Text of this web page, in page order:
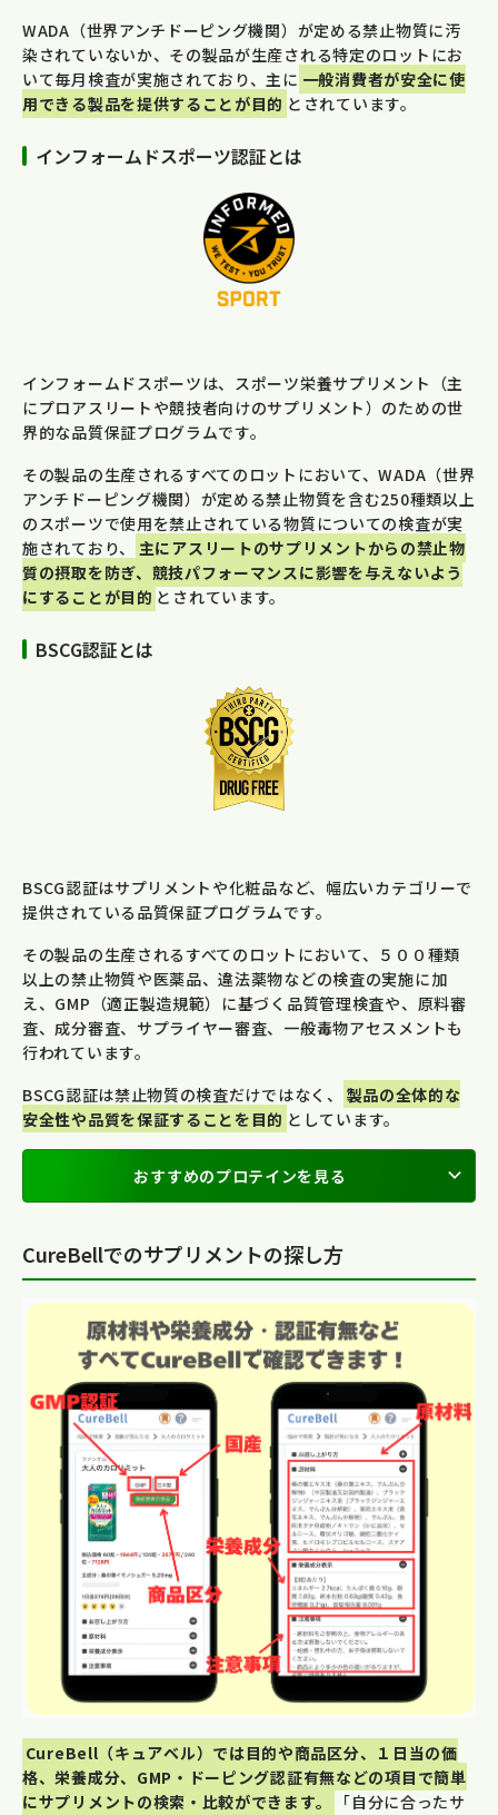
WADA（世界アンチドーピング機関）が定める禁止物質に汚
染されていないか、その製品が生産される特定のロットにお
いて毎月検査が実施されており、主に 一般消費者が安全に使
用できる製品を提供することが目的 とされています。
インフォームドスポーツ認証とは
インフォームドスポーツは、スポーツ栄養サプリメント（主
にプロアスリートや競技者向けのサプリメント）のための世
界的な品質保証プログラムです。
その製品の生産されるすべてのロットにおいて、WADA（世界
アンチドーピング機関）が定める禁止物質を含む250種類以上
のスポーツで使用を禁止されている物質についての検査が実
施されており、
主にアスリートのサプリメントからの禁止物
質の摂取を防ぎ、競技パフォーマンスに影響を与えないよう
にすることが目的 とされています。
BSCG認証とは
BSCG認証はサプリメントや化粧品など、幅広いカテゴリーで
提供されている品質保証プログラムです。
その製品の生産されるすべてのロットにおいて、５００種類
以上の禁止物質や医薬品、違法薬物などの検査の実施に加
え、GMP（適正製造規範）に基づく品質管理検査や、原料審
査、成分審査、サプライヤー審査、一般毒物アセスメントも
行われています。
BSCG認証は禁止物質の検査だけではなく、
製品の全体的な
安全性や品質を保証することを目的 としています。
おすすめのプロテインを見る
CureBellでのサプリメントの探し方
CureBell（キュアベル）では目的や商品区分、１日当の価
格、栄養成分、GMP・ドーピング認証有無などの項目で簡単
にサプリメントの検索・比較ができます。
「自分に合ったサ